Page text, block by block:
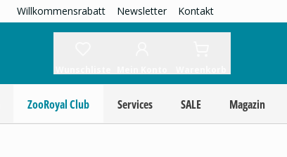
Willkommensrabatt Newsletter Kontakt
ZooRoyal Club Services SALE Magazin